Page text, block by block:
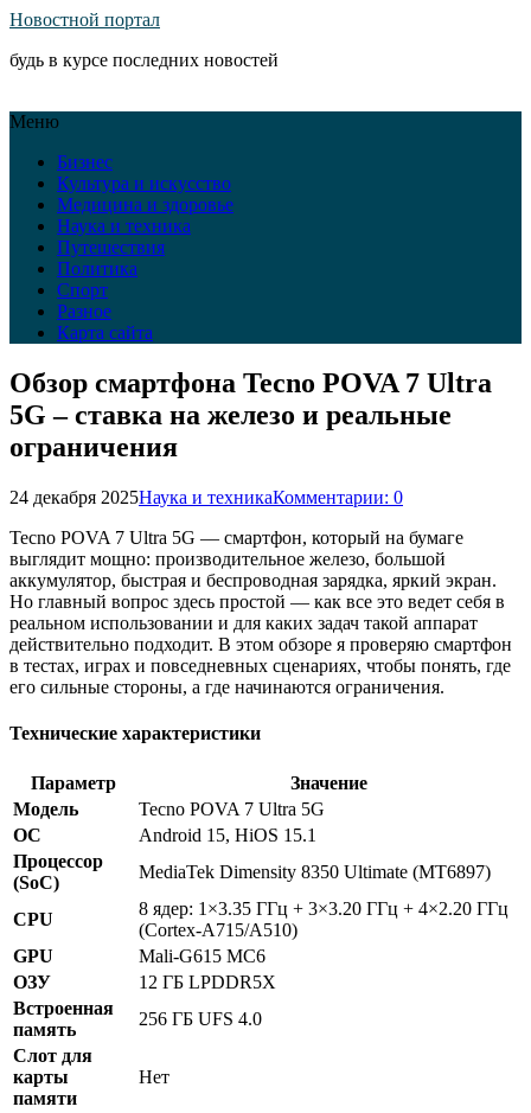
Новостной портал
будь в курсе последних новостей
Меню
Бизнес
Культура и искусство
Медицина и здоровье
Наука и техника
Путешествия
Политика
Спорт
Разное
Карта сайта
Обзор смартфона Tecno POVA 7 Ultra
5G – ставка на железо и реальные
ограничения
24 декабря 2025Наука и техникаКомментарии: 0
Tecno POVA 7 Ultra 5G — смартфон, который на бумаге
выглядит мощно: производительное железо, большой
аккумулятор, быстрая и беспроводная зарядка, яркий экран.
Но главный вопрос здесь простой — как все это ведет себя в
реальном использовании и для каких задач такой аппарат
действительно подходит. В этом обзоре я проверяю смартфон
в тестах, играх и повседневных сценариях, чтобы понять, где
его сильные стороны, а где начинаются ограничения.
Технические характеристики
Параметр
Значение
Модель
Tecno POVA 7 Ultra 5G
ОС
Android 15, HiOS 15.1
Процессор
(SoC)
MediaTek Dimensity 8350 Ultimate (MT6897)
CPU
8 ядер: 1×3.35 ГГц + 3×3.20 ГГц + 4×2.20 ГГц
(Cortex-A715/A510)
GPU
Mali-G615 MC6
ОЗУ
12 ГБ LPDDR5X
Встроенная
память
256 ГБ UFS 4.0
Слот для
карты
памяти
Нет